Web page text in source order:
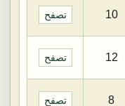
10 تصفح
12 تصفح
8 تصفح